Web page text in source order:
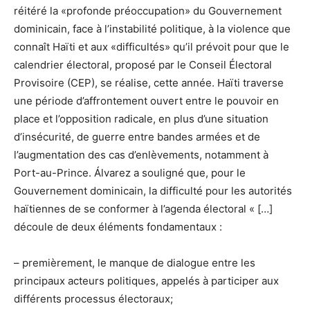
réitéré la «profonde préoccupation» du Gouvernement
dominicain, face à l’instabilité politique, à la violence que
connaît Haïti et aux «difficultés» qu’il prévoit pour que le
calendrier électoral, proposé par le Conseil Électoral
Provisoire (CEP), se réalise, cette année. Haïti traverse
une période d’affrontement ouvert entre le pouvoir en
place et l’opposition radicale, en plus d’une situation
d’insécurité, de guerre entre bandes armées et de
l’augmentation des cas d’enlèvements, notamment à
Port-au-Prince. Álvarez a souligné que, pour le
Gouvernement dominicain, la difficulté pour les autorités
haïtiennes de se conformer à l’agenda électoral « […]
découle de deux éléments fondamentaux :
– premièrement, le manque de dialogue entre les
principaux acteurs politiques, appelés à participer aux
différents processus électoraux;